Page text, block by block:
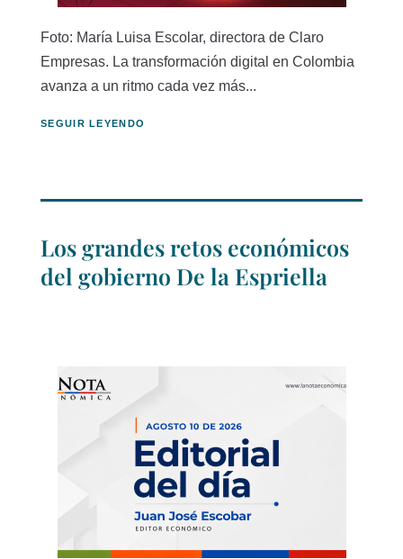
Foto: María Luisa Escolar, directora de Claro
Empresas. La transformación digital en Colombia
avanza a un ritmo cada vez más...
SEGUIR LEYENDO
Los grandes retos económicos
del gobierno De la Espriella